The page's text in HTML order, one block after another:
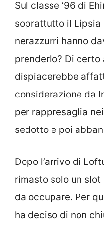
Sul classe ’96 di
soprattutto il Lipsia
nerazzurri hanno
prenderlo? Di certo
dispiacerebbe
considerazione da
per rappresaglia
sedotto e poi
Dopo l’arrivo di
rimasto solo un
da occupare. Per
ha deciso di non